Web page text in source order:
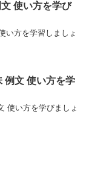
使い方を学び
い方を学習しましょ
例文 使い方を学
使い方を学びましょ